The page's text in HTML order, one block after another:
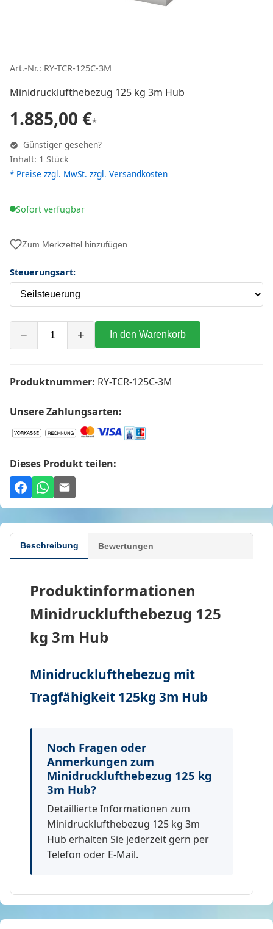
Art.-Nr.: RY-TCR-125C-3M
Minidrucklufthebezug 125 kg 3m Hub
1.885,00 €*
Günstiger gesehen?
Inhalt: 1 Stück
* Preise zzgl. MwSt. zzgl. Versandkosten
Sofort verfügbar
Zum Merkzettel hinzufügen
Steuerungsart:
− + In den Warenkorb
Produktnummer: RY-TCR-125C-3M
Unsere Zahlungsarten:
Dieses Produkt teilen:
Beschreibung Bewertungen
Produktinformationen
Minidrucklufthebezug 125
kg 3m Hub
Minidrucklufthebezug mit
Tragfähigkeit 125kg 3m Hub
Noch Fragen oder
Anmerkungen zum
Minidrucklufthebezug 125 kg
3m Hub?
Detaillierte Informationen zum
Minidrucklufthebezug 125 kg 3m
Hub erhalten Sie jederzeit gern per
Telefon oder E-Mail.